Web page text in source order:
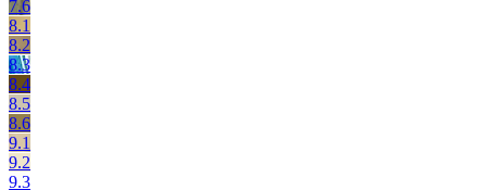
7.6
8.1
8.2
8.3
8.4
8.5
8.6
9.1
9.2
9.3